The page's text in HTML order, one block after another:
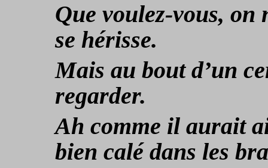
Que voulez-vous, on
se hérisse.
Mais au bout d’un
regarder.
Ah comme il aurait
bien calé dans les